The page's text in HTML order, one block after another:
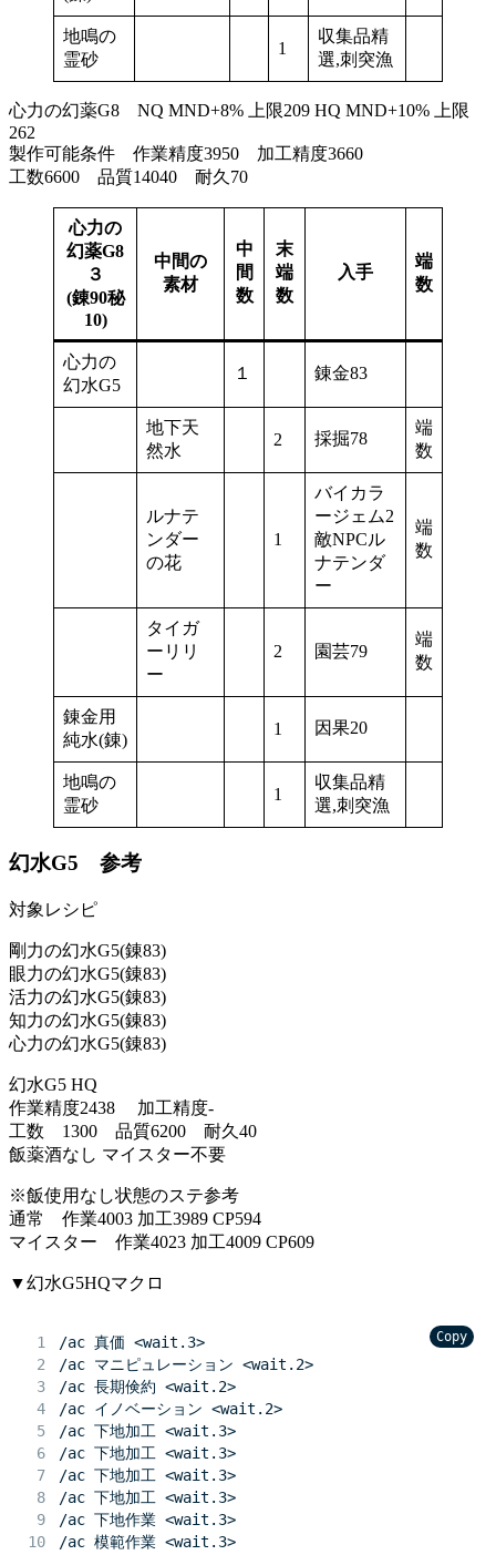
地鳴の
霊砂
1
収集品精
選,刺突漁
心力の幻薬G8 NQ MND+8% 上限209 HQ MND+10% 上限
262
製作可能条件 作業精度3950 加工精度3660
工数6600 品質14040 耐久70
心力の
幻薬G8
３
(錬90秘
10)
中間の
素材
中
間
数
末
端
数
入手
端
数
心力の
幻水G5
１ 錬金83
地下天
然水
2 採掘78
端
数
ルナテ
ンダー
の花
1
バイカラ
ージェム2
敵NPCル
ナテンダ
ー
端
数
タイガ
ーリリ
ー
2 園芸79
端
数
錬金用
純水(錬)
1 因果20
地鳴の
霊砂
1
収集品精
選,刺突漁
幻水G5 参考
対象レシピ
剛力の幻水G5(錬83)
眼力の幻水G5(錬83)
活力の幻水G5(錬83)
知力の幻水G5(錬83)
心力の幻水G5(錬83)
幻水G5 HQ
作業精度2438 加工精度-
工数 1300 品質6200 耐久40
飯薬酒なし マイスター不要
※飯使用なし状態のステ参考
通常 作業4003 加工3989 CP594
マイスター 作業4023 加工4009 CP609
▼幻水G5HQマクロ
Copy
/ac 真価 <wait.3>
/ac マニピュレーション <wait.2>
/ac 長期倹約 <wait.2>
/ac イノベーション <wait.2>
/ac 下地加工 <wait.3>
/ac 下地加工 <wait.3>
/ac 下地加工 <wait.3>
/ac 下地加工 <wait.3>
/ac 下地作業 <wait.3>
/ac 模範作業 <wait.3>